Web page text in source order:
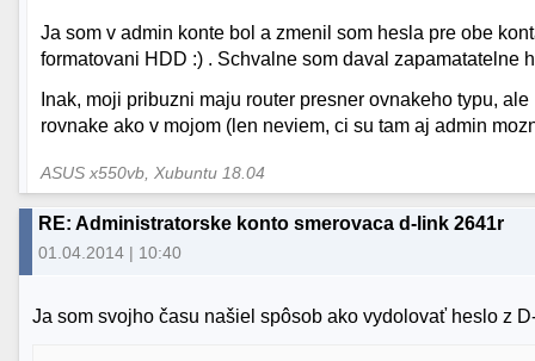
Ja som v admin konte bol a zmenil som hesla pre obe
formatovani HDD :) . Schvalne som daval zapamatatelne
Inak, moji pribuzni maju router presner ovnakeho typu,
rovnake ako v mojom (len neviem, ci su tam aj admin
ASUS x550vb, Xubuntu 18.04
RE: Administratorske konto smerovaca d-link 2641r
01.04.2014 | 10:40
Ja som svojho času našiel spôsob ako vydolovať heslo z